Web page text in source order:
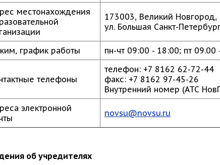
местонахождения
173003, Великий Новгород,
ул. Большая Санкт-
график работы пн-чт 09:00 - 18:00; пт
телефоны
телефон: +7 8162 62-72-44
факс: +7 8162 97-45-26
Внутренний номер (АТС
электронной
novsu@novsu.ru
об учредителях